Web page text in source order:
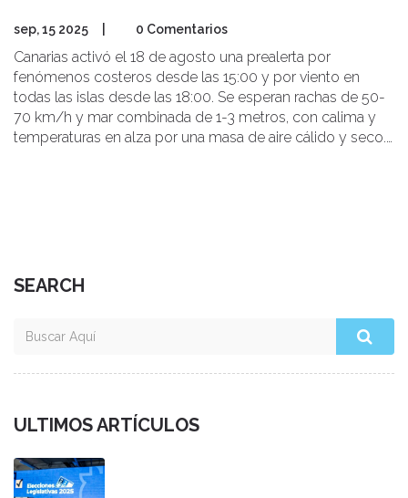
sep, 15 2025 0 Comentarios
Canarias activó el 18 de agosto una prealerta por
fenómenos costeros desde las 15:00 y por viento en
todas las islas desde las 18:00. Se esperan rachas de 50-
70 km/h y mar combinada de 1-3 metros, con calima y
temperaturas en alza por una masa de aire cálido y seco.
SEARCH
ULTIMOS ARTÍCULOS